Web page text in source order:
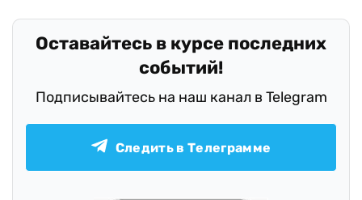
Оставайтесь в курсе последних
событий!
Подписывайтесь на наш канал в Telegram
Следить в Телеграмме